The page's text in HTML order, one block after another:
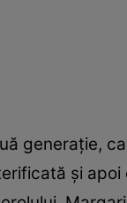
generaţie,
şi